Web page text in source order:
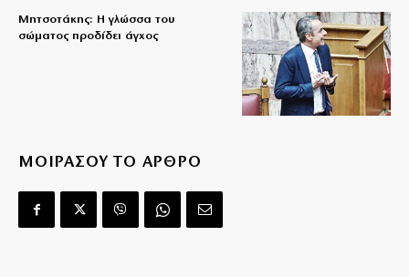
Μητσοτάκης: Η γλώσσα του
σώματος προδίδει άγχος
ΜΟΙΡΑΣΟΥ ΤΟ ΑΡΘΡΟ